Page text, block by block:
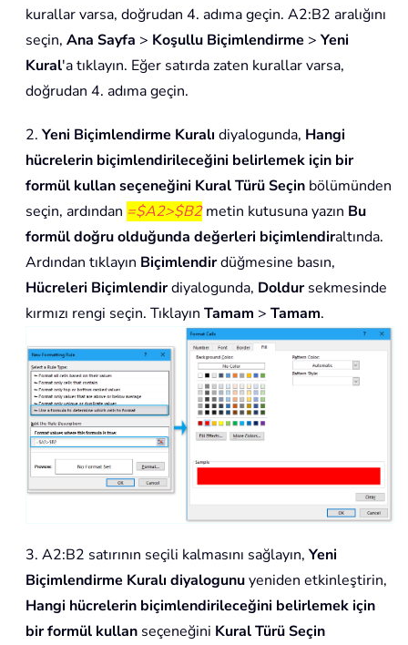
kurallar varsa, doğrudan 4. adıma geçin. A2:B2 aralığını
seçin, Ana Sayfa > Koşullu Biçimlendirme > Yeni
Kural'a tıklayın. Eğer satırda zaten kurallar varsa,
doğrudan 4. adıma geçin.
2. Yeni Biçimlendirme Kuralı diyalogunda, Hangi
hücrelerin biçimlendirileceğini belirlemek için bir
formül kullan seçeneğini Kural Türü Seçin bölümünden
seçin, ardından =$A2>$B2metin kutusuna yazın Bu
formül doğru olduğunda değerleri biçimlendiraltında.
Ardından tıklayın Biçimlendirdüğmesine basın,
Hücreleri Biçimlendirdiyalogunda, Doldursekmesinde
kırmızı rengi seçin. Tıklayın Tamam > Tamam.
3. A2:B2 satırının seçili kalmasını sağlayın, Yeni
Biçimlendirme Kuralı diyalogunuyeniden etkinleştirin,
Hangi hücrelerin biçimlendirileceğini belirlemek için
bir formül kullan seçeneğini Kural Türü Seçin